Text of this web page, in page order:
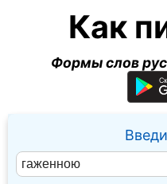
Как
Формы слов